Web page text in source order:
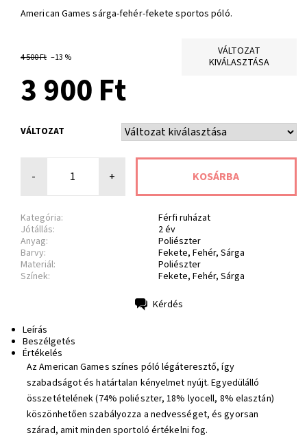
American Games sárga-fehér-fekete sportos póló.
4 500 Ft –13 %
VÁLTOZAT
KIVÁLASZTÁSA
3 900 Ft
VÁLTOZAT
- +
Kategória:
Férfi ruházat
Jótállás:
2 év
Anyag:
Poliészter
Barvy:
Fekete, Fehér, Sárga
Materiál:
Poliészter
Színek:
Fekete, Fehér, Sárga
Kérdés
Leírás
Beszélgetés
Értékelés
Az American Games színes póló légáteresztő, így
szabadságot és határtalan kényelmet nyújt. Egyedülálló
összetételének (74% poliészter, 18% lyocell, 8% elasztán)
köszönhetően szabályozza a nedvességet, és gyorsan
szárad, amit minden sportoló értékelni fog.